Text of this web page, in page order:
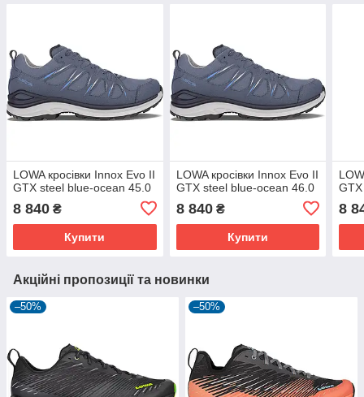
LOWA кросівки Innox Evo II
GTX steel blue-ocean 45.0
8 840 ₴
Купити
LOWA кросівки Innox Evo II
GTX steel blue-ocean 46.0
8 840₴
Купити
8
Акційні пропозиції та новинки
–50% –50%